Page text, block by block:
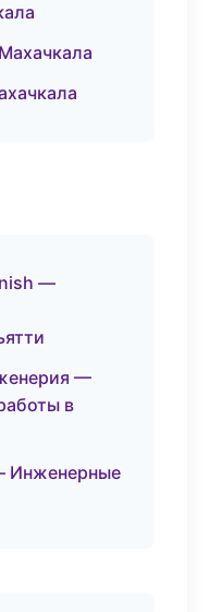
—
—
в
Инженерные